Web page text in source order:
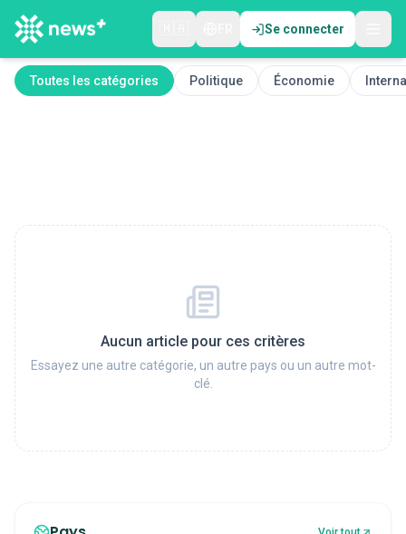
Se connecter
Toutes les catégories Politique Économie
Aucun article pour ces critères
Essayez une autre catégorie, un autre pays ou un autre mot-
clé.